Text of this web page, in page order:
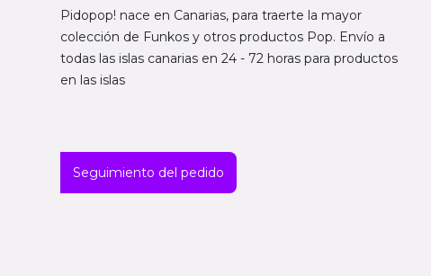
Pidopop! nace en Canarias, para traerte la mayor
colección de Funkos y otros productos Pop. Envío a
todas las islas canarias en 24 - 72 horas para productos
en las islas
Seguimiento del pedido